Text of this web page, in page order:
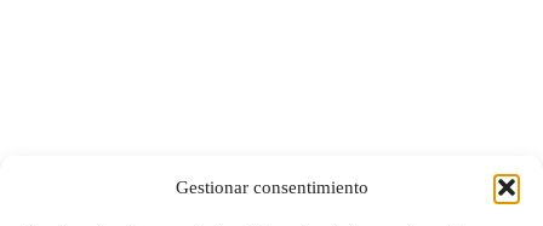
Gestionar consentimiento